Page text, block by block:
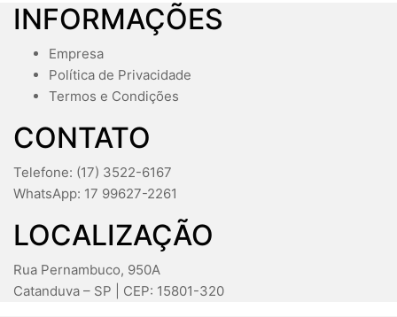
INFORMAÇÕES
Empresa
Política de Privacidade
Termos e Condições
CONTATO
Telefone: (17) 3522-6167
WhatsApp: 17 99627-2261
LOCALIZAÇÃO
Rua Pernambuco, 950A
Catanduva – SP | CEP: 15801-320